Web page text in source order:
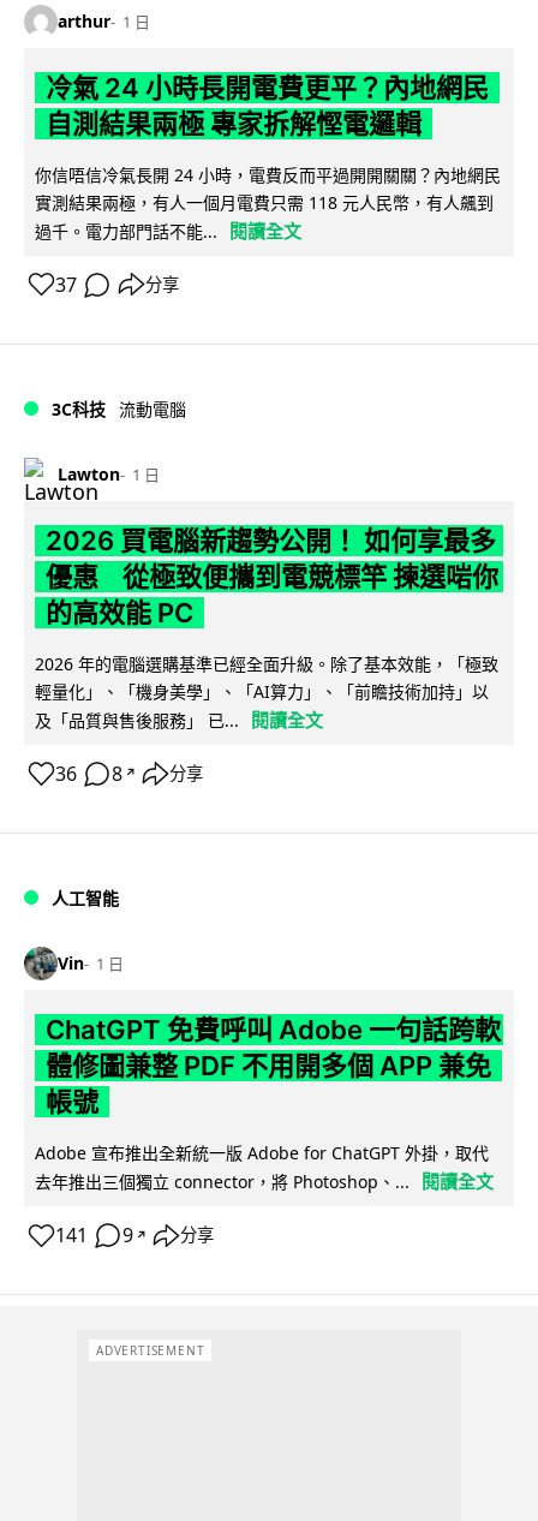
arthur 1 日
冷氣 24 小時長開電費更平？內地網民
自測結果兩極 專家拆解慳電邏輯
你信唔信冷氣長開 24 小時，電費反而平過開開關關？內地網民
實測結果兩極，有人一個月電費只需 118 元人民幣，有人飆到
過千。電力部門話不能...
閱讀全文
37 分享
3C科技 流動電腦
Lawton 1 日
2026 買電腦新趨勢公開！ 如何享最多
優惠 從極致便攜到電競標竿 揀選啱你
的高效能 PC
2026 年的電腦選購基準已經全面升級。除了基本效能，「極致
輕量化」、「機身美學」、「AI算力」、「前瞻技術加持」以
及「品質與售後服務」 已...
閱讀全文
36 8 ↗ 分享
人工智能
Vin 1 日
ChatGPT 免費呼叫 Adobe 一句話跨軟
體修圖兼整 PDF 不用開多個 APP 兼免
帳號
Adobe 宣布推出全新統一版 Adobe for ChatGPT 外掛，取代
去年推出三個獨立 connector，將 Photoshop、...
閱讀全文
141 9 ↗ 分享
ADVERTISEMENT